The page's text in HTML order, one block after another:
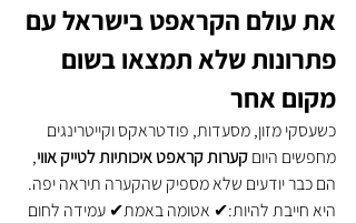
את עולם הקראפט בישראל עם
פתרונות שלא תמצאו בשום
מקום אחר
כשעסקי מזון, מסעדות, פודטראקס וקייטרינגים
מחפשים היום קערות קראפט איכותיות לטייק אווי,
הם כבר יודעים שלא מספיק שהקערה תיראה יפה.
היא חייבת להיות:✔ אטומה באמת✔ עמידה לחום